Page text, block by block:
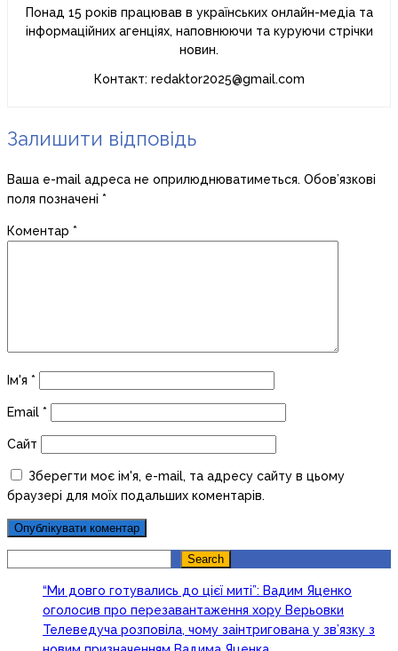
Понад 15 років працював в українських онлайн-медіа та
інформаційних агенціях, наповнюючи та куруючи стрічки
новин.
Контакт: redaktor2025@gmail.com
Залишити відповідь
Ваша e-mail адреса не оприлюднюватиметься. Обов’язкові
поля позначені *
Коментар *
Ім'я *
Email *
Сайт
Зберегти моє ім'я, e-mail, та адресу сайту в цьому
браузері для моїх подальших коментарів.
Search
“Ми довго готувались до цієї миті”: Вадим Яценко
оголосив про перезавантаження хору Верьовки
Телеведуча розповіла, чому заінтригована у зв’язку з